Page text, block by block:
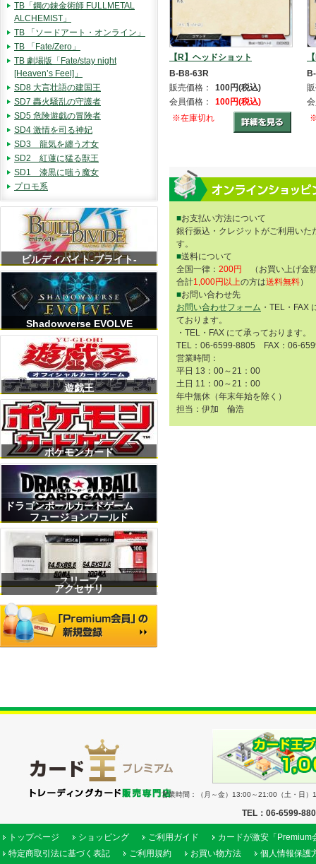
【R】ヘッドショット
B-B8-63R
販売価格：
100円(税込)
会員価格：
100円(税込)
※在庫切れ
■お支払い方法について
銀行振込・クレジットがご利用いた
す。
■送料について
全国一律： 200円 （お買い上げ金
合計1,000円以上の方は送料無料）
■お問い合わせ先
お問い合わせフォーム ・TEL・FAX
ております。
・TEL・FAX にて承っております。
TEL：06-6599-8805 FAX：06-
営業時間：
平日 13：00～21：00
土日 11：00～21：00
年中無休（年末年始を除く）
担当：伊加 倫浩
TB「鋼の錬金術師 FULLMETAL
ALCHEMIST」
TB 「ソードアート・オンライン」
TB 「Fate/Zero」
TB 劇場版「Fate/stay night
[Heaven’s Feel]」
SD8 大言壮語の建国王
SD7 轟火騒乱の守護者
SD5 危険遊戯の冒険者
SD4 激情を司る神妃
SD3 龍気を纏う才女
SD2 紅蓮に猛る獣王
SD1 漆黒に嗤う魔女
プロモ系
ビルディバイト-ブライト-
Shadowverse EVOLVE
遊戯王
ポケモンカード
ドラゴンボールカードゲーム
フュージョンワールド
スリーブ
アクセサリ
営業時間：（月～金）13:00～21:00（土・日
TEL：06-6599-
トップページ ショッピング ご利用ガイド
カードが激安「Premium
特定商取引法に基づく表記
ご利用規約 お買い物方法 個人情報保護